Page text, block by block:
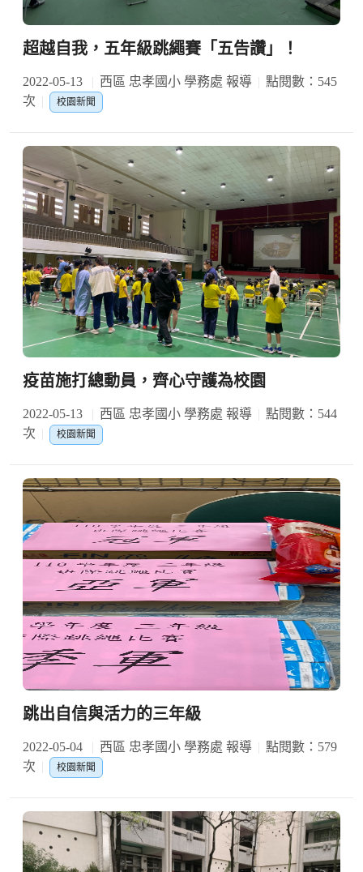
超越自我，五年級跳繩賽「五告讚」！
2022-05-13 西區 忠孝國小 學務處 報導
點閱數：545
次
校園新聞
疫苗施打總動員，齊心守護為校園
2022-05-13 西區 忠孝國小 學務處 報導
點閱數：544
次
校園新聞
跳出自信與活力的三年級
2022-05-04 西區 忠孝國小 學務處 報導
點閱數：579
次
校園新聞